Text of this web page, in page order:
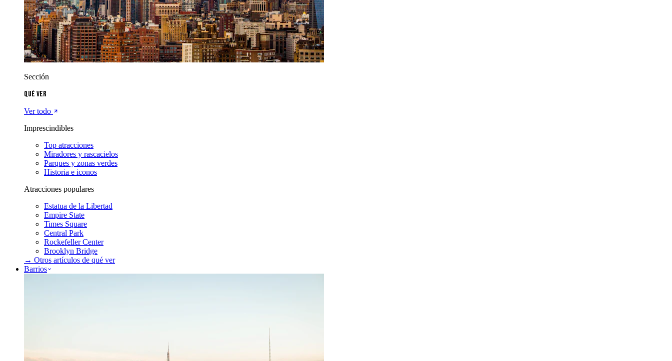
Sección
Qué ver
Ver todo
Imprescindibles
Top atracciones
Miradores y rascacielos
Parques y zonas verdes
Historia e iconos
Atracciones populares
Estatua de la Libertad
Empire State
Times Square
Central Park
Rockefeller Center
Brooklyn Bridge
→ Otros artículos de qué ver
Barrios